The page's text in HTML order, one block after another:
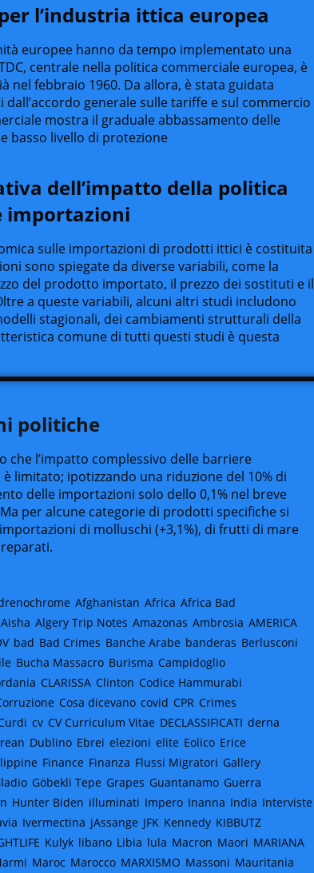
l’industria ittica europea
europee hanno da tempo implementato una
centrale nella politica commerciale europea, è
nel febbraio 1960. Da allora, è stata guidata
generale sulle tariffe e sul commercio
mostra il graduale abbassamento delle
basso livello di protezione
dell’impatto della politica
importazioni
sulle importazioni di prodotti ittici è costituita
sono spiegate da diverse variabili, come la
del prodotto importato, il prezzo dei sostituti e il
a queste variabili, alcuni altri studi includono
stagionali, dei cambiamenti strutturali della
comune di tutti questi studi è questa
politiche
l’impatto complessivo delle barriere
limitato; ipotizzando una riduzione del 10% di
delle importazioni solo dello 0,1% nel breve
per alcune categorie di prodotti specifiche si
di molluschi (+3,1%), di frutti di mare
Afghanistan Africa Africa Bad
Aisha Algery Trip Notes Amazonas Ambrosia AMERICA
bad Bad Crimes Banche Arabe banderas Berlusconi
Bucha Massacro Burisma Campidoglio
CLARISSA Clinton Codice Hammurabi
Cosa dicevano covid CPR Crimes
cv CV Curriculum Vitae DECLASSIFICATI derna
Dublino Ebrei elezioni elite Eolico Erice
Finance Finanza Flussi Migratori Gallery
Göbekli Tepe Grapes Guantanamo Guerra
Hunter Biden illuminati Impero Inanna India Interviste
Ivermectina jAssange JFK Kennedy KIBBUTZ
Kulyk libano Libia lula Macron Maori MARIANA
Maroc Marocco MARXISMO Massoni Mauritania